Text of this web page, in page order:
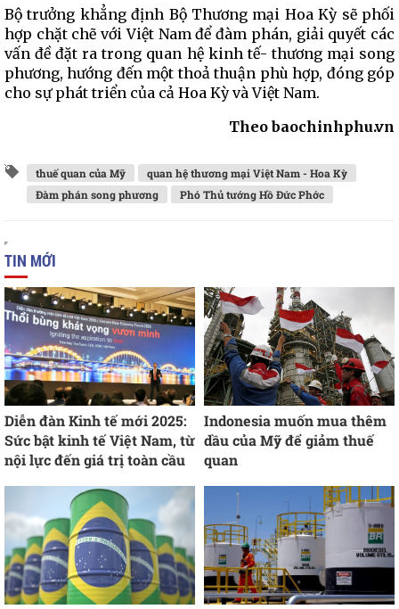
Bộ trưởng khẳng định Bộ Thương mại Hoa Kỳ sẽ phối
hợp chặt chẽ với Việt Nam để đàm phán, giải quyết các
vấn đề đặt ra trong quan hệ kinh tế- thương mại song
phương, hướng đến một thoả thuận phù hợp, đóng góp
cho sự phát triển của cả Hoa Kỳ và Việt Nam.
Theo baochinhphu.vn
thuế quan của Mỹ
quan hệ thương mại Việt Nam - Hoa Kỳ
Đàm phán song phương
Phó Thủ tướng Hồ Đức Phớc
TIN MỚI
Diễn đàn Kinh tế mới 2025:
Sức bật kinh tế Việt Nam, từ
nội lực đến giá trị toàn cầu
Indonesia muốn mua thêm
dầu của Mỹ để giảm thuế
quan